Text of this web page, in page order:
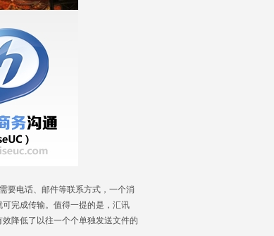
电话、邮件等联系方式，一个消
完成传输。值得一提的是，汇讯
降低了以往一个个单独发送文件的